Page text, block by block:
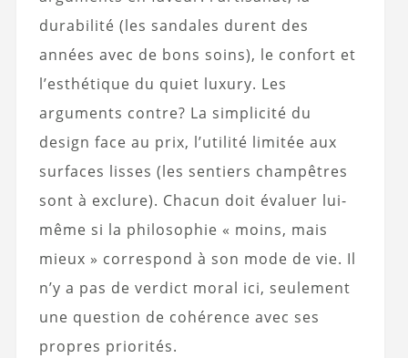
durabilité (les sandales durent des
années avec de bons soins), le confort et
l’esthétique du quiet luxury. Les
arguments contre? La simplicité du
design face au prix, l’utilité limitée aux
surfaces lisses (les sentiers champêtres
sont à exclure). Chacun doit évaluer lui-
même si la philosophie « moins, mais
mieux » correspond à son mode de vie. Il
n’y a pas de verdict moral ici, seulement
une question de cohérence avec ses
propres priorités.